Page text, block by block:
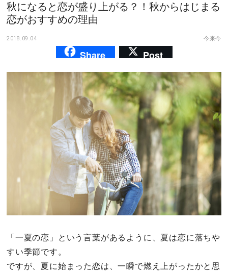
合コン・街コン
マッチングアプリ
あるある
仕事とキャリア
ファッション・美容
秋になると恋が盛り上がる？！秋からはじまる
恋がおすすめの理由
2018.09.04 今来今
Share Post
「一夏の恋」という言葉があるように、夏は恋に落ちや
すい季節です。
ですが、夏に始まった恋は、一瞬で燃え上がったかと思